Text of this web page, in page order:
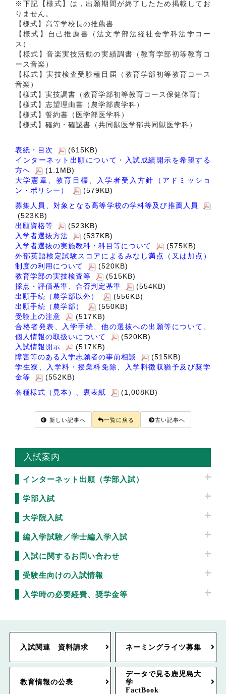
※下記【様式】は，出願期間が終了したため掲載してお
りません。
【様式】 高等学校長の推薦書
【様式】自己推薦書（法文学部法経社会学科法学コー
ス）
【様式】音楽実技活動の実績調書（教育学部初等教育コ
ース音楽）
【様式】実技検査受験種目届（教育学部初等教育コース
音楽）
【様式】実技調書（教育学部初等教育コース保健体育）
【様式】志望理由書（農学部農学科）
【様式】誓約書（医学部医学科）
【様式】確約・確認書（共同獣医学部共同獣医学科）
表紙・目次
(615KB)
インターネット出願について・入試成績開示を希望する
方へ
(1.1MB)
大学憲章、教育目標、入学者受入方針（アドミッショ
ン・ポリシー）
(579KB)
募集人員、対象となる高等学校の学科等及び推薦人員
(523KB)
出願資格等
(523KB)
入学者選抜方法
(537KB)
入学者選抜の実施教科・科目等について
(575KB)
外部英語検定試験スコアによるみなし満点（又は加点）
制度の利用について
(520KB)
教育学部の実技検査等
(515KB)
採点・評価基準、合否判定基準
(554KB)
出願手続（農学部以外）
(556KB)
出願手続（農学部）
(550KB)
受験上の注意
(517KB)
合格者発表、入学手続、他の選抜への出願等について、
個人情報の取扱いについて
(520KB)
入試情報開示
(517KB)
障害等のある入学志願者の事前相談
(515KB)
学生寮、入学料・授業料免除、入学料徴収猶予及び奨学
金等
(552KB)
各種様式（見本）、裏表紙
(1,008KB)
新しい記事へ 一覧に戻る 古い記事へ
入試案内
インターネット出願（学部入試）
学部入試
大学院入試
編入学試験／学士編入学入試
入試に関するお問い合わせ
受験生向けの入試情報
入学時の必要経費、奨学金等
入試関連 資料請求 ネーミングライツ募集
教育情報の公表
データで見る鹿児島大
学
FactBook